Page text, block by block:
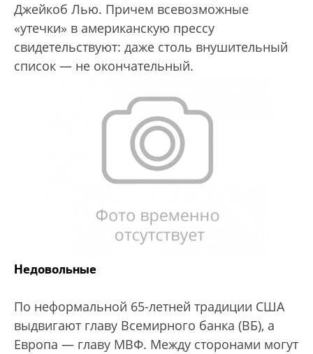
Джейкоб Лью. Причем всевозможные
«утечки» в американскую прессу
свидетельствуют: даже столь внушительный
список — не окончательный.
Недовольные
По неформальной 65-летней традиции США
выдвигают главу Всемирного банка (ВБ), а
Европа — главу МВФ. Между сторонами могут